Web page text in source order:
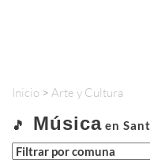
Inicio > Arte y Cultura
🎵 Música en